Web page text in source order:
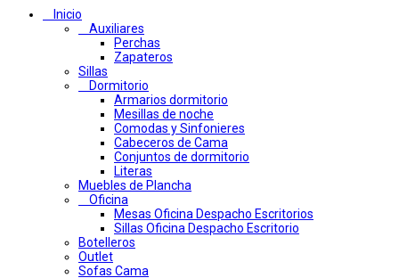
Inicio
Auxiliares
Perchas
Zapateros
Sillas
Dormitorio
Armarios dormitorio
Mesillas de noche
Comodas y Sinfonieres
Cabeceros de Cama
Conjuntos de dormitorio
Literas
Muebles de Plancha
Oficina
Mesas Oficina Despacho Escritorios
Sillas Oficina Despacho Escritorio
Botelleros
Outlet
Sofas Cama